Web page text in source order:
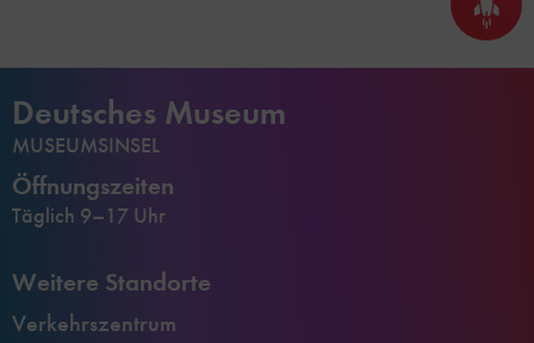
Seite
nach
oben
Deutsches Museum
MUSEUMSINSEL
Öffnungszeiten
Täglich 9–17 Uhr
Weitere Standorte
Verkehrszentrum